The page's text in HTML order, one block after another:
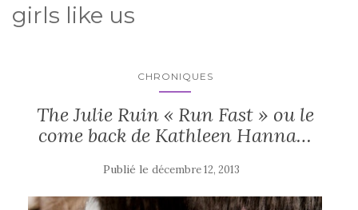
girls like us
CHRONIQUES
The Julie Ruin « Run Fast » ou le
come back de Kathleen Hanna…
Publié le décembre 12, 2013